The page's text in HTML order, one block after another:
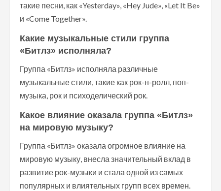
такие песни, как «Yesterday», «Hey Jude», «Let It Be»
и «Come Together».
Какие музыкальные стили группа
«Битлз» исполняла?
Группа «Битлз» исполняла различные
музыкальные стили, такие как рок-н-ролл, поп-
музыка, рок и психоделический рок.
Какое влияние оказала группа «Битлз»
на мировую музыку?
Группа «Битлз» оказала огромное влияние на
мировую музыку, внесла значительный вклад в
развитие рок-музыки и стала одной из самых
популярных и влиятельных групп всех времен.